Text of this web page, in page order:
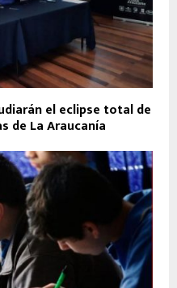
el eclipse total de
de La Araucanía